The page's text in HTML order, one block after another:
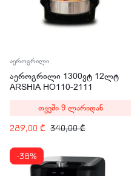
აეროგრილი
აეროგრილი 1300ვტ 12ლტ
ARSHIA HO110-2111
340,00₾
289,00 ₾
თვეში 9 ლარიდან
-38%